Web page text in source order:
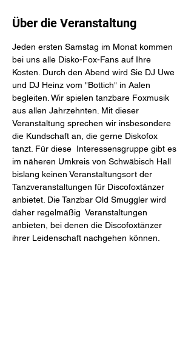
Über die Veranstaltung
Jeden ersten Samstag im Monat kommen
bei uns alle Disko-Fox-Fans auf Ihre
Kosten. Durch den Abend wird Sie DJ Uwe
und DJ Heinz vom "Bottich" in Aalen
begleiten. Wir spielen tanzbare Foxmusik
aus allen Jahrzehnten. Mit dieser
Veranstaltung sprechen wir insbesondere
die Kundschaft an, die gerne Diskofox
tanzt. Für diese  Interessensgruppe gibt es
im näheren Umkreis von Schwäbisch Hall
bislang keinen Veranstaltungsort der
Tanzveranstaltungen für Discofoxtänzer
anbietet. Die Tanzbar Old Smuggler wird
daher regelmäßig  Veranstaltungen
anbieten, bei denen die Discofoxtänzer
ihrer Leidenschaft nachgehen können.